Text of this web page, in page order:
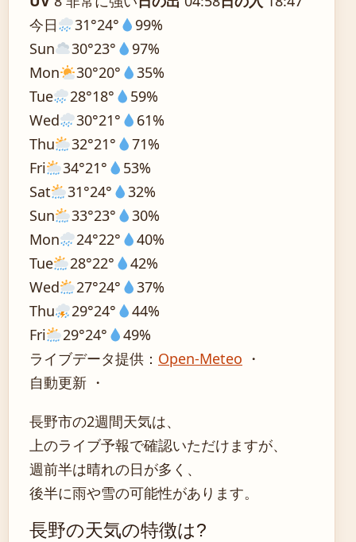
今日
31°24°
99%
Sun
30°23°
97%
Mon
30°20°
35%
Tue
28°18°
59%
Wed
30°21°
61%
Thu
32°21°
71%
Fri
34°21°
53%
Sat
31°24°
32%
Sun
33°23°
30%
Mon
24°22°
40%
Tue
28°22°
42%
Wed
27°24°
37%
Thu
29°24°
44%
Fri
29°24°
49%
ライブデータ提供： Open-Meteo ・
自動更新 ・
長野市の2週間天気は、
上のライブ予報で確認いただけますが、
週前半は晴れの日が多く、
後半に雨や雪の可能性があります。
長野の天気の特徴は?